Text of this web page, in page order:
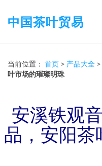
中国茶叶贸易
当前位置： 首页 > 产品大全 >
叶市场的璀璨明珠
安溪铁观
品，安阳茶